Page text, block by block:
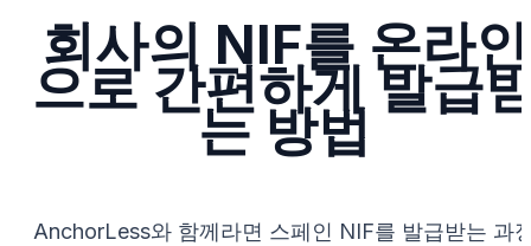
회사의 NIF를 온라인
으로 간편하게 발급
는 방법
AnchorLess와 함께라면 스페인 NIF를 발급받는 과